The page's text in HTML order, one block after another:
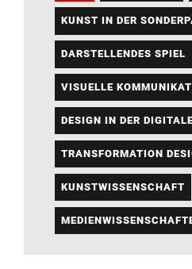
KUNST IN DER
DARSTELLENDES SPIEL
VISUELLE
DESIGN IN DER
TRANSFORMATION
KUNSTWISSENSCHAFT